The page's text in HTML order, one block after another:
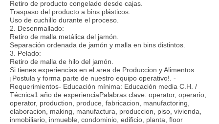
Retiro de producto congelado desde cajas.
Traspaso del producto a bins plásticos.
Uso de cuchillo durante el proceso.
2. Desenmallado:
Retiro de malla metálica del jamón.
Separación ordenada de jamón y malla en bins distintos.
3. Pelado:
Retiro de malla de hilo del jamón.
Si tienes experiencias en el area de Produccion y Alimentos
¡Postula y forma parte de nuestro equipo operativo!. -
Requerimientos- Educación mínima: Educación media C.H. /
Técnica1 año de experienciaPalabras clave: operator, operario,
operator, production, produce, fabricacion, manufactoring,
elaboracion, making, manufactura, produccion, piso, vivienda,
inmobiliario, inmueble, condominio, edificio, planta, floor